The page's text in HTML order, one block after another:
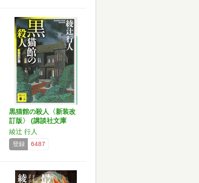
黒猫館の殺人〈新装改
訂版〉 (講談社文庫
あ…
綾辻 行人
登録 6487